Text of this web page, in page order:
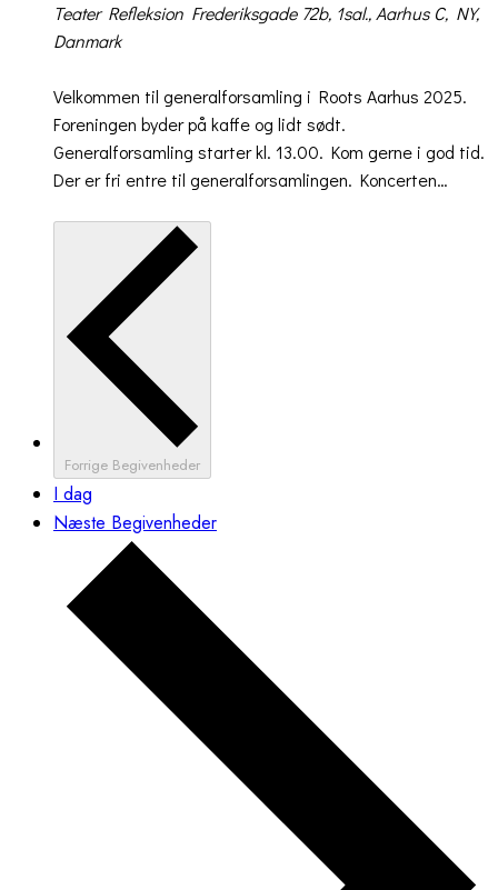
Teater Refleksion Frederiksgade 72b, 1sal., Aarhus C, NY,
Danmark
Velkommen til generalforsamling i Roots Aarhus 2025.
Foreningen byder på kaffe og lidt sødt.
Generalforsamling starter kl. 13.00. Kom gerne i god tid.
Der er fri entre til generalforsamlingen. Koncerten…
Forrige Begivenheder
I dag
Næste Begivenheder